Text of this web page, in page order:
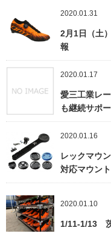
2020.01.31
2月1日（土
報
2020.01.17
愛三工業レ
も継続サポ
2020.01.16
レックマウ
対応マウン
2020.01.10
1/11-1/13